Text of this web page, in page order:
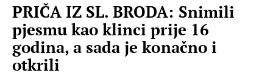
FILM
MUSIC BOX
PRIČA IZ SL. BRODA: Snimili
pjesmu kao klinci prije 16
godina, a sada je konačno i
otkrili